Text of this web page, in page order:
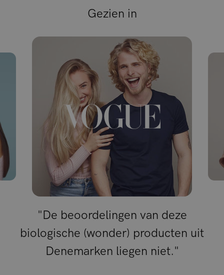
Gezien in
"De beoordelingen van deze
biologische (wonder) producten uit
Denemarken liegen niet."